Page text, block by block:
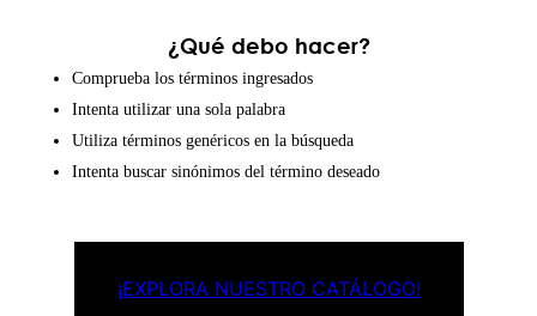
¿Qué debo hacer?
Comprueba los términos ingresados
Intenta utilizar una sola palabra
Utiliza términos genéricos en la búsqueda
Intenta buscar sinónimos del término deseado
¡EXPLORA NUESTRO CATÁLOGO!